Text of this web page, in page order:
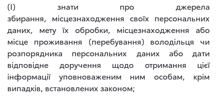
(I) знати про джерела
збирання, місцезнаходження своїх персональних
даних, мету їх обробки, місцезнаходження або
місце проживання (перебування) володільця чи
розпорядника персональних даних або дати
відповідне доручення щодо отримання цієї
інформації уповноваженим ним особам, крім
випадків, встановлених законом;